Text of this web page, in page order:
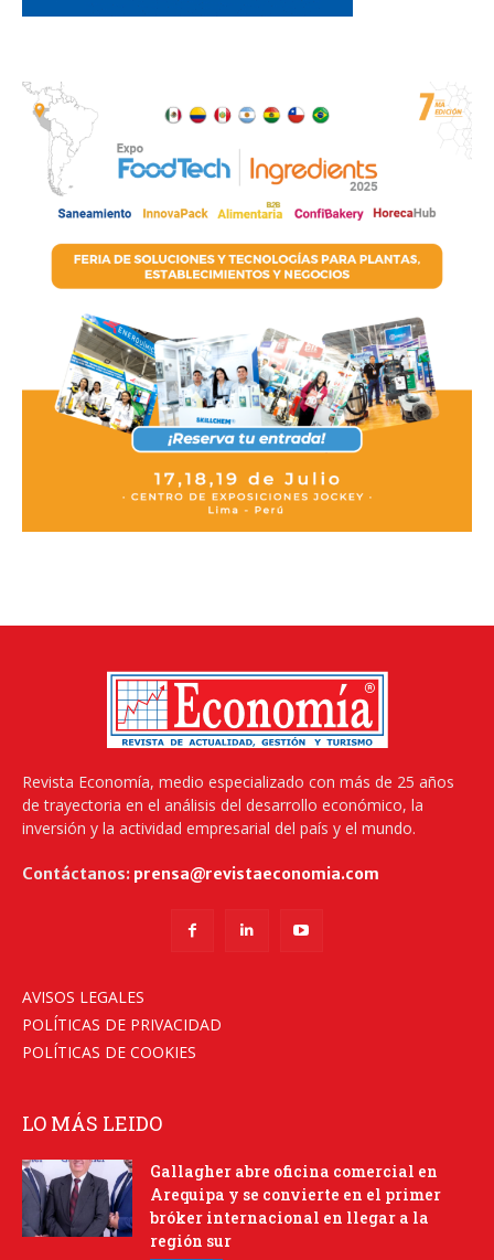
Revista Economía, medio especializado con más de 25 años
de trayectoria en el análisis del desarrollo económico, la
inversión y la actividad empresarial del país y el mundo.
Contáctanos: prensa@revistaeconomia.com
AVISOS LEGALES
POLÍTICAS DE PRIVACIDAD
POLÍTICAS DE COOKIES
LO MÁS LEIDO
Gallagher abre oficina comercial en
Arequipa y se convierte en el primer
bróker internacional en llegar a la
región sur